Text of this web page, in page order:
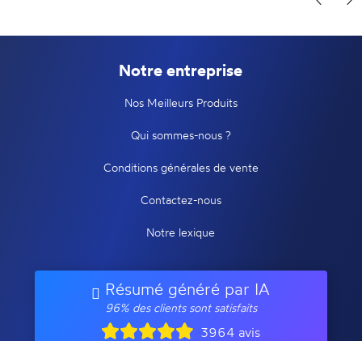
Notre entreprise
Nos Meilleurs Produits
Qui sommes-nous ?
Conditions générales de vente
Contactez-nous
Notre lexique
Résumé généré par IA
96% des clients sont satisfaits
3964 avis